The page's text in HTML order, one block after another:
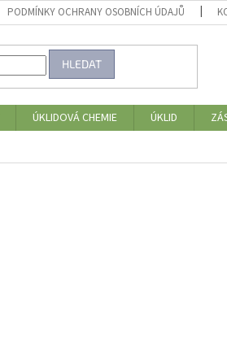
PODMÍNKY OCHRANY OSOBNÍCH ÚDAJŮ
HLEDAT
ÚKLIDOVÁ CHEMIE ÚKLID